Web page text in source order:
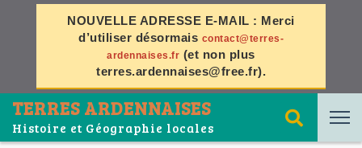
NOUVELLE ADRESSE E-MAIL : Merci
d’utiliser désormais contact@terres-
ardennaises.fr (et non plus
terres.ardennaises@free.fr).
TERRES ARDENNAISES
Histoire et Géographie locales